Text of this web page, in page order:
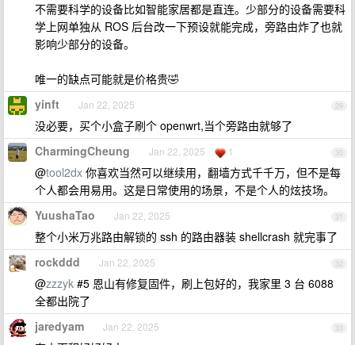
不需要科学的设备比如智能家居都是直连。少部分的设备需要科
学上网单独从 ROS 后台改一下预设就能完成，旁路由炸了也就
影响少部分的设备。
唯一的缺点可能就是价格贵🤣
29
yinft Jan 22, 2025
没必要，买个小盒子刷个 openwrt,当个旁路由就够了
30
CharmingCheung Jan 22, 2025 1
@tool2dx 你喜欢当然可以继续用，翻墙方式千千万，但不是每
个人都会用易用。这是日常使用的场景，不是个人的炫技场。
31
YuushaTao Jan 22, 2025
整个小米万兆路由解锁的 ssh 的路由器装 shellcrash 就完事了
32
rockddd Jan 22, 2025
@zzzyk #5 恩山有修复固件，刷上包好的，我家里 3 台 6088
全都出院了
33
jaredyam Jan 22, 2025